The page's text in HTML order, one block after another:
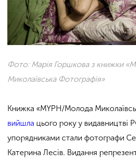
Фото: Марія Горшкова з книжки
Миколаївська Фотографія»
Книжка «MYPH/Молода
вийшла цього року у видавництві
упорядниками стали фотографи
Катерина Лесів. Видання